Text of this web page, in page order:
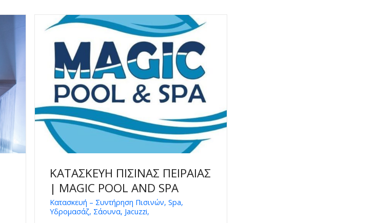
ΚΑΤΑΣΚΕΥΗ ΠΙΣΙΝΑΣ ΠΕΙΡΑΙΑΣ
| MAGIC POOL AND SPA
Κατασκευή – Συντήρηση Πισινών, Spa,
Υδρομασάζ, Σάουνα, Jacuzzi,